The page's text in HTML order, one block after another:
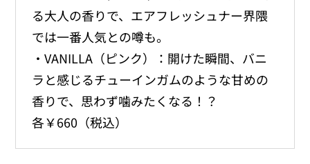
る大人の香りで、エアフレッシュナー界隈
では一番人気との噂も。
・VANILLA（ピンク）：開けた瞬間、バニ
ラと感じるチューインガムのような甘めの
香りで、思わず噛みたくなる！？
各￥660（税込）